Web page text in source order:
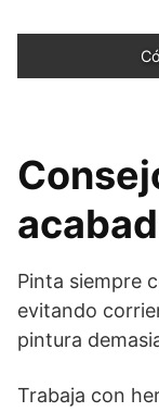
Pinta siempre
evitando
pintura
Trabaja con